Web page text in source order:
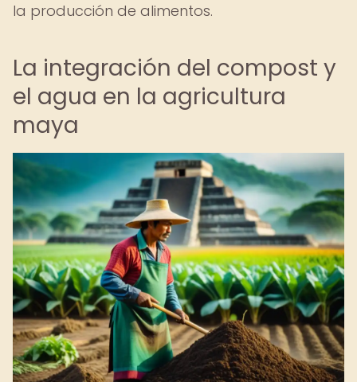
la producción de alimentos.
La integración del compost y
el agua en la agricultura
maya